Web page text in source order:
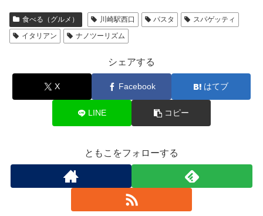
食べる（グルメ） 川崎駅西口 パスタ
スパゲッティ
イタリアン
ナノツーリズム
シェアする
X Facebook はてブ
LINE コピー
ともこをフォローする